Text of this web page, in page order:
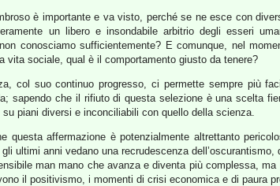
è importante e va visto, perché se ne esce con
un libero e insondabile arbitrio degli esseri
conosciamo sufficientemente? E comunque, nel
vita sociale, qual è il comportamento giusto da tenere?
col suo continuo progresso, ci permette sempre più
sapendo che il rifiuto di questa selezione è una scelta
su piani diversi e inconciliabili con quello della scienza.
questa affermazione è potenzialmente altrettanto
ultimi anni vedano una recrudescenza
man mano che avanza e diventa più complessa,
il positivismo, i momenti di crisi economica e di paura